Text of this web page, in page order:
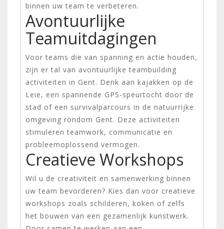
binnen uw team te verbeteren.
Avontuurlijke
Teamuitdagingen
Voor teams die van spanning en actie houden,
zijn er tal van avontuurlijke teambuilding
activiteiten in Gent. Denk aan kajakken op de
Leie, een spannende GPS-speurtocht door de
stad of een survivalparcours in de natuurrijke
omgeving rondom Gent. Deze activiteiten
stimuleren teamwork, communicatie en
probleemoplossend vermogen.
Creatieve Workshops
Wil u de creativiteit en samenwerking binnen
uw team bevorderen? Kies dan voor creatieve
workshops zoals schilderen, koken of zelfs
het bouwen van een gezamenlijk kunstwerk.